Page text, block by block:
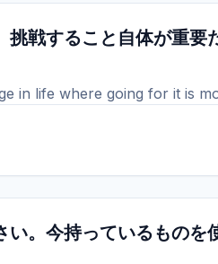
挑戦すること自体が重
in life where going for it is
い。今持っているもの